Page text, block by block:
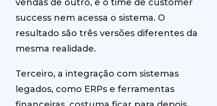
vendas de outro, e o time de customer
success nem acessa o sistema. O
resultado são três versões diferentes da
mesma realidade.
Terceiro, a integração com sistemas
legados, como ERPs e ferramentas